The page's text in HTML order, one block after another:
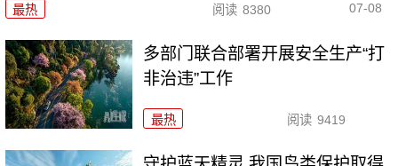
最热 阅读 8380 07-08
多部门联合部署开展安全生产“打
非治违”工作
最热 阅读 9419